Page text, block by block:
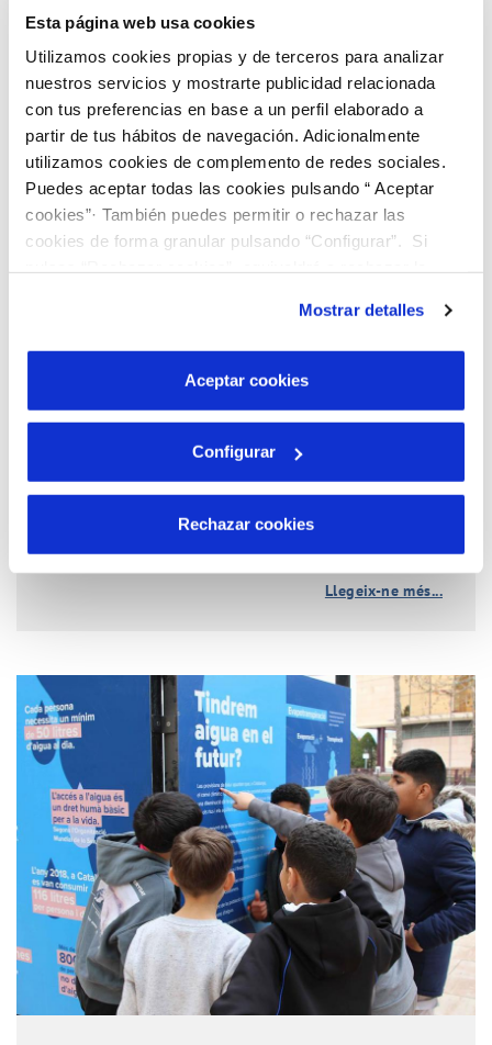
Esta página web usa cookies
Utilizamos cookies propias y de terceros para analizar
nuestros servicios y mostrarte publicidad relacionada
con tus preferencias en base a un perfil elaborado a
partir de tus hábitos de navegación. Adicionalmente
utilizamos cookies de complemento de redes sociales.
Puedes aceptar todas las cookies pulsando “ Aceptar
cookies”· También puedes permitir o rechazar las
cookies de forma granular pulsando “Configurar”. Si
son indispensables para que el sitio web funcione y que
por tanto no se pueden desactivar. Puedes consultar
más información en nuestraPolítica de Cookies
Mostrar detalles
Aceptar cookies
Configurar
Rechazar cookies
Descobreix el nostre programa de Beques
“Joves Talents”!
Busquem joves brillants que vulguin cursar estudis
Llegeix-ne més...